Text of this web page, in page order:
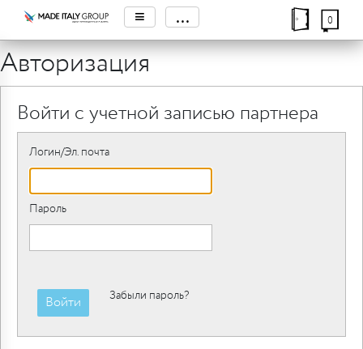
≡ ... 0
Авторизация
Войти с учетной записью партнера
Логин/Эл. почта
Пароль
Войти Забыли пароль?